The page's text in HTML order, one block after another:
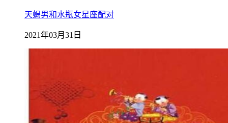
天蝎男和水瓶女星座配对
2021年03月31日